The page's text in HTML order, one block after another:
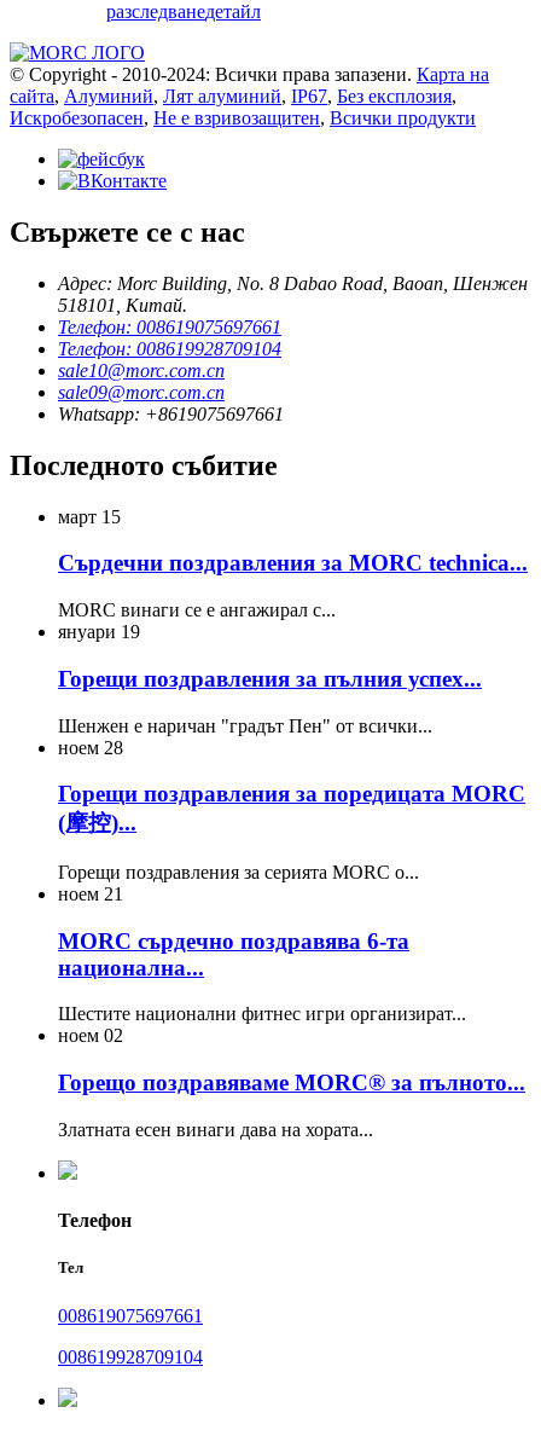
разследванедетайл
© Copyright - 2010-2024: Всички права запазени. Карта на
сайта, Алуминий, Лят алуминий, IP67, Без експлозия,
Искробезопасен, Не е взривозащитен, Всички продукти
Свържете се с нас
Адрес: Morc Building, No. 8 Dabao Road, Baoan, Шенжен
518101, Китай.
Телефон: 008619075697661
Телефон: 008619928709104
sale10@morc.com.cn
sale09@morc.com.cn
Whatsapp: +8619075697661
Последното събитие
март 15
Сърдечни поздравления за MORC technica...
MORC винаги се е ангажирал с...
януари 19
Горещи поздравления за пълния успех...
Шенжен е наричан "градът Пен" от всички...
ноем 28
Горещи поздравления за поредицата MORC
(摩控)...
Горещи поздравления за серията MORC o...
ноем 21
MORC сърдечно поздравява 6-та
национална...
Шестите национални фитнес игри организират...
ноем 02
Горещо поздравяваме MORC® за пълното...
Златната есен винаги дава на хората...
Телефон
Тел
008619075697661
008619928709104